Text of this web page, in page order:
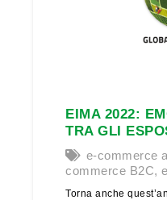
EIMA 2022:
TRA GLI
e-commerce
commerce B2C,
Torna anche